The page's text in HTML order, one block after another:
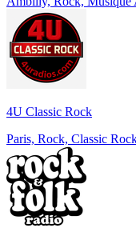
4U Classic Rock
Paris, Rock, Classic